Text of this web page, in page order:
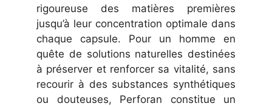
rigoureuse des matières premières
jusqu’à leur concentration optimale dans
chaque capsule. Pour un homme en
quête de solutions naturelles destinées
à préserver et renforcer sa vitalité, sans
recourir à des substances synthétiques
ou douteuses, Perforan constitue un